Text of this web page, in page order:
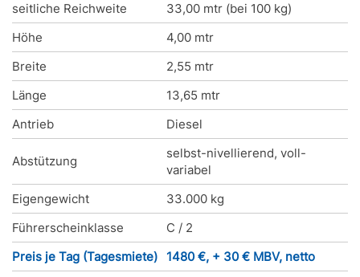
seitliche Reichweite
33,00 mtr (bei 100 kg)
Höhe
4,00 mtr
Breite
2,55 mtr
Länge
13,65 mtr
Antrieb
Diesel
Abstützung
selbst-nivellierend, voll-
variabel
Eigengewicht
33.000 kg
Führerscheinklasse
C / 2
Preis je Tag (Tagesmiete)
1480 €, + 30 € MBV, netto